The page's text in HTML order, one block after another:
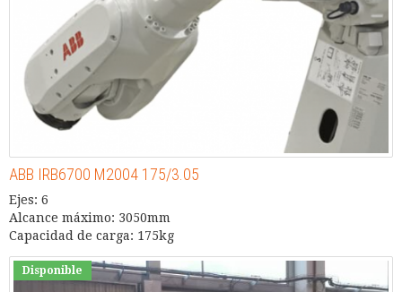
ABB IRB6700 M2004 175/3.05
Ejes: 6
Alcance máximo: 3050mm
Capacidad de carga: 175kg
Disponible